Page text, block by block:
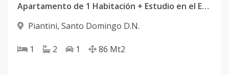
Apartamento de 1 Habitación + Estudio en el Exclusivo Sector de Piantini
Piantini, Santo Domingo D.N.
1 2 1 86 Mt2